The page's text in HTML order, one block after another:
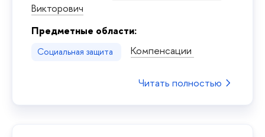
Викторович
Предметные области:
Социальная защита Компенсации
Читать полностью